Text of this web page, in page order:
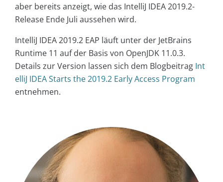
aber bereits anzeigt, wie das IntelliJ IDEA 2019.2-
Release Ende Juli aussehen wird.
IntelliJ IDEA 2019.2 EAP läuft unter der JetBrains
Runtime 11 auf der Basis von OpenJDK 11.0.3.
Details zur Version lassen sich dem Blogbeitrag Int
elliJ IDEA Starts the 2019.2 Early Access Program
entnehmen.